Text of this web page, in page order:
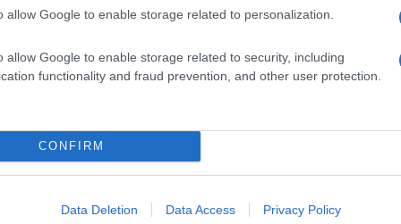
allow Google to enable storage related to personalization.
allow Google to enable storage related to security, including
functionality and fraud prevention, and other user protection.
CONFIRM
Data Deletion Data Access Privacy Policy
Τσίπρας δήλωσε: «Στο κάλεσμά
το δίκαιο και Δημοκρατία και μια
δεκάδες χιλιάδες πολίτες από όλη
κιόλας ώρες έσπευσαν να